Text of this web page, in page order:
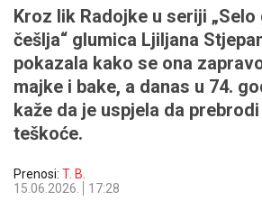
Kroz lik Radojke u seriji „Selo
češlja“ glumica Ljiljana
pokazala kako se ona
majke i bake, a danas u 74.
kaže da je uspjela da
teškoće.
Prenosi: T. B.
15.06.2026.
17:28